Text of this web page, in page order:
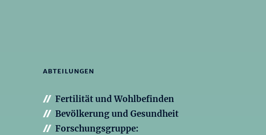
ABTEILUNGEN
Fertilität und Wohlbefinden
Bevölkerung und Gesundheit
Forschungsgruppe: